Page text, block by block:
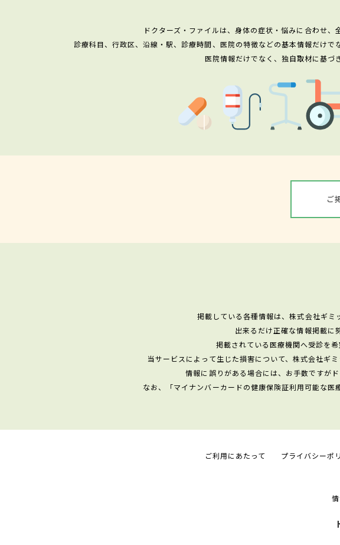
ドクターズ・ファイルは、身体の症状・悩みに合わせ
診療科目、行政区、沿線・駅、診療時間、医院の特徴などの基本情報だけ
医院情報だけでなく、独自取材に基づ
ご
掲載している各種情報は、株式会社ギミ
出来るだけ正確な情報掲載に
掲載されている医療機関へ受診を
当サービスによって生じた損害について、株式会社ギ
情報に誤りがある場合には、お手数ですが
なお、「マイナンバーカードの健康保険証利用可能な医
ご利用にあたって プライバシーポ